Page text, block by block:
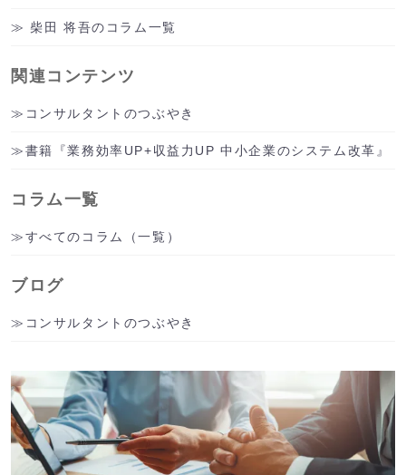
柴田 将吾のコラム一覧
関連コンテンツ
コンサルタントのつぶやき
書籍『業務効率UP+収益力UP 中小企業のシステム改革』
コラム一覧
すべてのコラム（一覧）
ブログ
コンサルタントのつぶやき